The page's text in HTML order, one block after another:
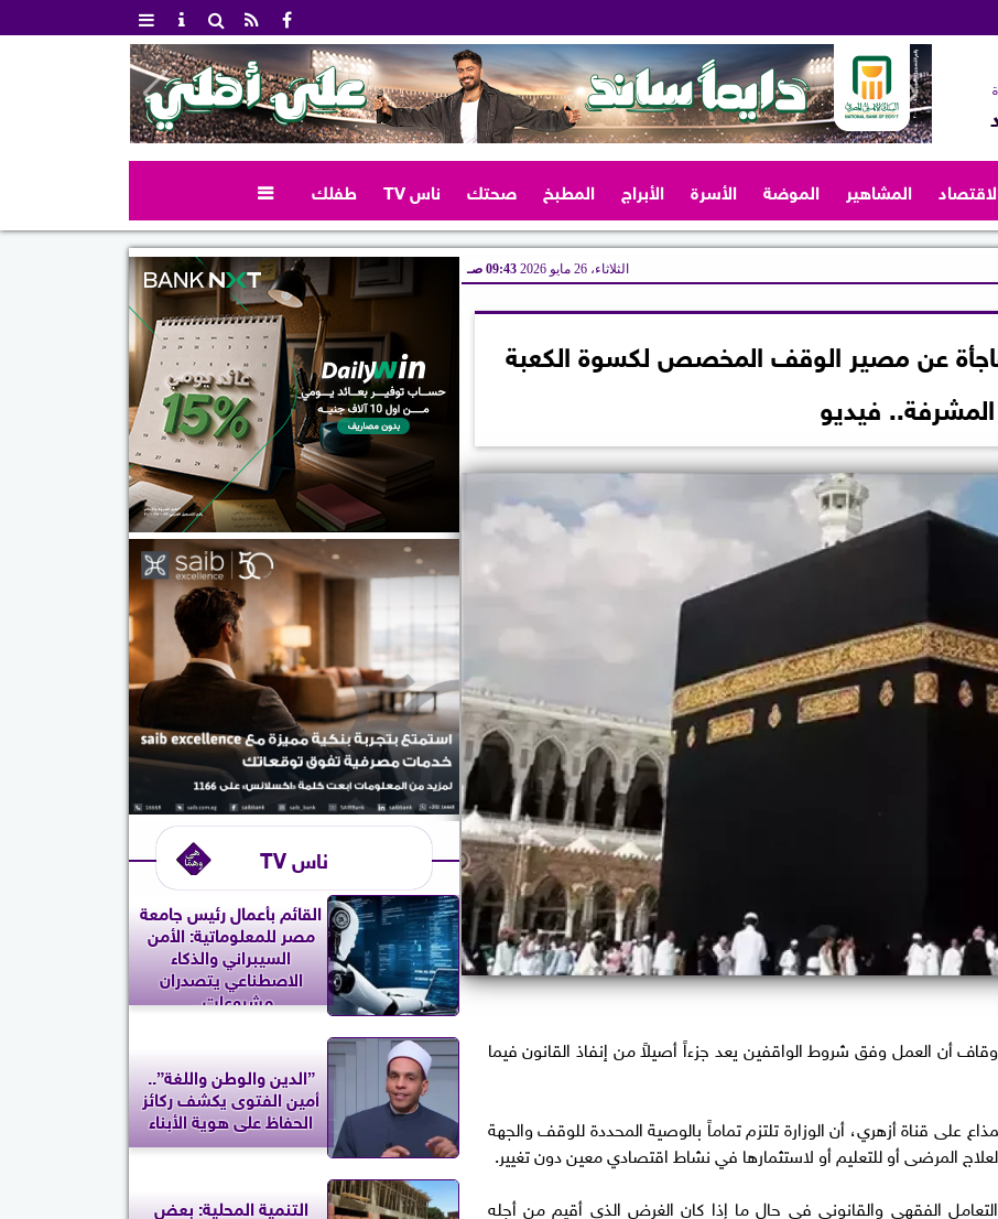
المشاهير الموضة الأسرة الأبراج المطبخ صحتك ناس TV طفلك 
الثلاثاء، 26 مايو 2026 09:43 صـ
عن مصير الوقف المخصص لكسوة الكعبة
المشرفة.. فيديو
أن العمل وفق شروط الواقفين يعد جزءاً أصيلاً من إنفاذ القانون فيما
على قناة أزهري، أن الوزارة تلتزم تماماً بالوصية المحددة للوقف والجهة
المرضى أو للتعليم أو لاستثمارها في نشاط اقتصادي معين دون تغيير.
الفقهي والقانوني في حال ما إذا كان الغرض الذي أقيم من أجله
ناس TV
القائم بأعمال رئيس جامعة
مصر للمعلوماتية: الأمن
السيبراني والذكاء
الاصطناعي يتصدران
مشروعات...
”الدين والوطن واللغة”..
أمين الفتوى يكشف ركائز
الحفاظ على هوية الأبناء
التنمية المحلية: بعض